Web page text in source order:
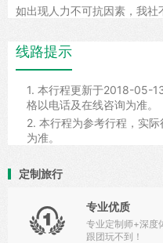
如出现人力不可抗因素，我社
线路提示
1. 本行程更新于2018-05-
格以电话及在线咨询为准。
2. 本行程为参考行程，实际
为准。
定制旅行
 专业优质
专业定制师+深度
跟团玩不到！